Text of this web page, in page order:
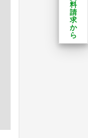
料
請
求
か
ら